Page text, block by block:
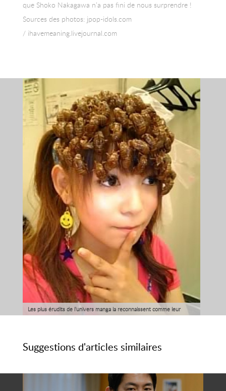
que Shoko Nakagawa n’a pas fini de nous surprendre !
Sources des photos: jpop-idols.com
/ ihavemeaning.livejournal.com
Les plus érudits de l’univers manga la reconnaissent comme leur
Suggestions d'articles similaires